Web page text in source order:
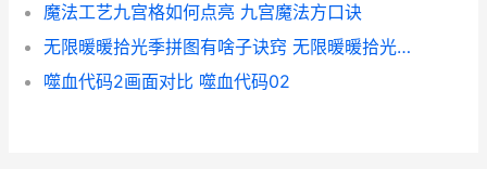
魔法工艺九宫格如何点亮 九宫魔法方口诀
无限暖暖拾光季拼图有啥子诀窍 无限暖暖拾光季活动
噬血代码2画面对比 噬血代码02